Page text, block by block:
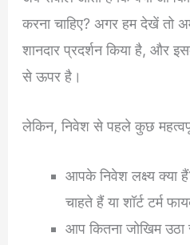
करना चाहिए? अगर हम देखें तो
शानदार प्रदर्शन किया है, और
से ऊपर है।
लेकिन, निवेश से पहले कुछ
आपके निवेश लक्ष्य क्या
चाहते हैं या शॉर्ट टर्म
आप कितना जोखिम उठा